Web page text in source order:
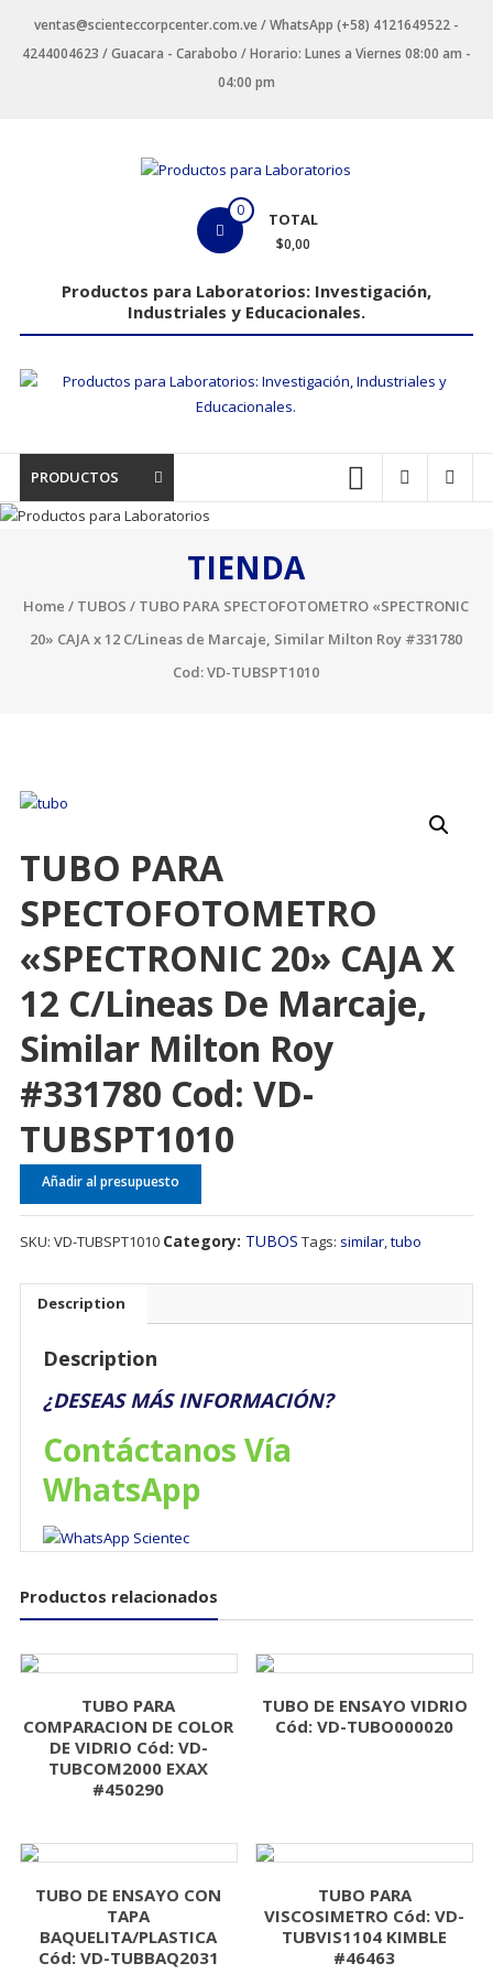
contenido
ventas@scienteccorpcenter.com.ve / WhatsApp (+58) 4121649522 -
4244004623 / Guacara - Carabobo / Horario: Lunes a Viernes 08:00 am -
04:00 pm
Laboratorios
Industriales
y
0 TOTAL
$0,00
Productos para Laboratorios: Investigación,
Industriales y Educacionales.
PRODUCTOS
TIENDA
Home / TUBOS / TUBO PARA SPECTOFOTOMETRO «SPECTRONIC
20» CAJA x 12 C/Lineas de Marcaje, Similar Milton Roy #331780
Cod: VD-TUBSPT1010
TUBO PARA
SPECTOFOTOMETRO
«SPECTRONIC 20» CAJA X
12 C/Lineas De Marcaje,
Similar Milton Roy
#331780 Cod: VD-
TUBSPT1010
Añadir al presupuesto
SKU: VD-TUBSPT1010 Category: TUBOS Tags: similar,tubo
Description
Description
¿DESEAS MÁS INFORMACIÓN?
Contáctanos Vía
WhatsApp
Productos relacionados
TUBO PARA
COMPARACION DE COLOR
DE VIDRIO Cód: VD-
TUBCOM2000 EXAX
#450290
TUBO DE ENSAYO VIDRIO
Cód: VD-TUBO000020
TUBO DE ENSAYO CON
TAPA
BAQUELITA/PLASTICA
Cód: VD-TUBBAQ2031
TUBO PARA
VISCOSIMETRO Cód: VD-
TUBVIS1104 KIMBLE
#46463